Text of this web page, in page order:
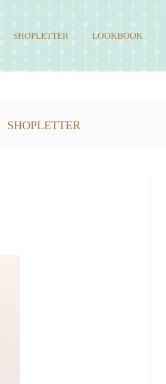
SHOPLETTER LOOKBOOK
SHOPLETTER